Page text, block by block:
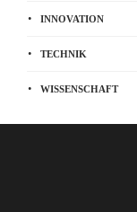
INNOVATION
TECHNIK
WISSENSCHAFT